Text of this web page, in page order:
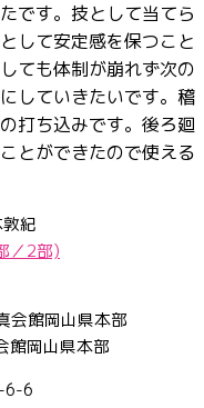
です。技として当てら
して安定感を保つこと
ても体制が崩れず次の
していきたいです。稽
打ち込みです。後ろ廻
とができたので使える
紀
／2部)
館岡山県本部
6-6